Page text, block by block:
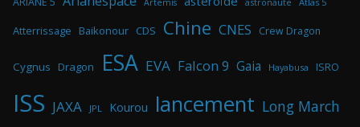
Artemis
Atterrissage Baikonour CDS Chine CNES Crew Dragon
Cygnus Dragon ESA EVA Falcon 9 Gaia Hayabusa ISRO
ISS JAXA JPL Kourou lancement Long March